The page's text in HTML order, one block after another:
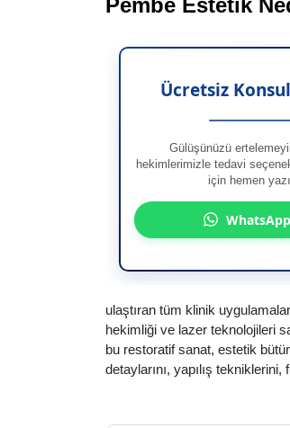
Pembe Estetik
Ücretsiz
Gülüşünüzü
hekimlerimizle tedavi
için hemen
WhatsApp
ulaştıran tüm klinik
hekimliği ve lazer teknolojileri
bu restoratif sanat, estetik
detaylarını, yapılış